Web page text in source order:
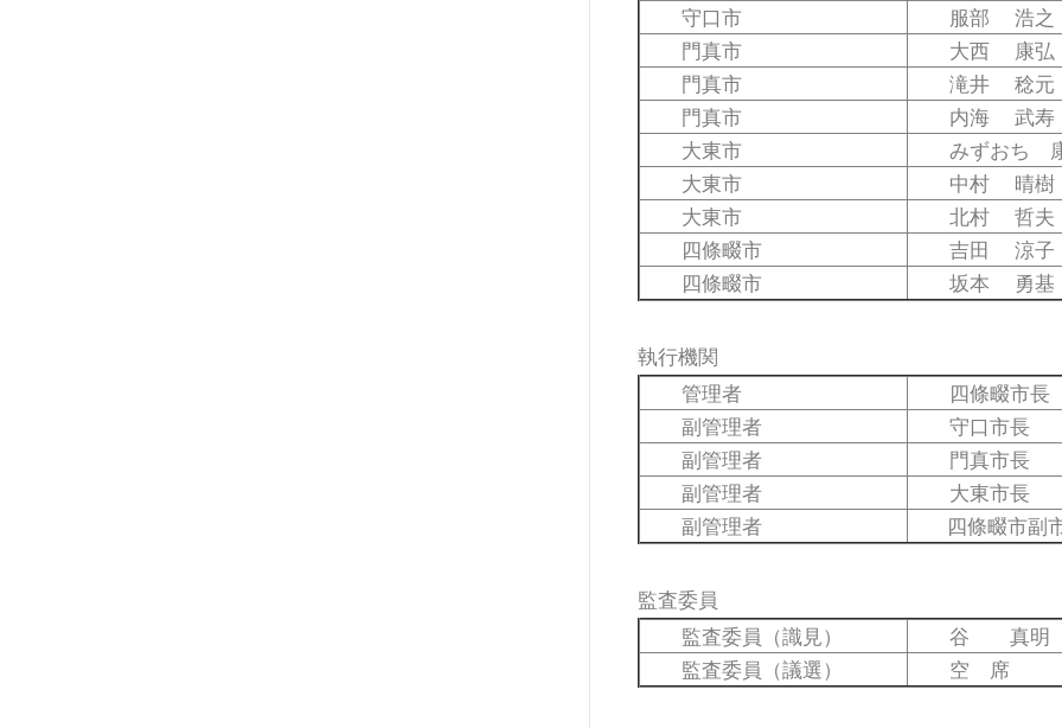
守口市
服部 浩之
門真市
大西 康弘
門真市
滝井 稔元
門真市
内海 武寿
大東市
みずおち
大東市
中村 晴樹
大東市
北村 哲夫
四條畷市
吉田 涼子
四條畷市
坂本 勇基
執行機関
管理者
四條畷市長
副管理者
守口市長
副管理者
門真市長
副管理者
大東市長
副管理者
四條畷市副
監査委員
監査委員（識見）
谷 真明
監査委員（議選）
空 席